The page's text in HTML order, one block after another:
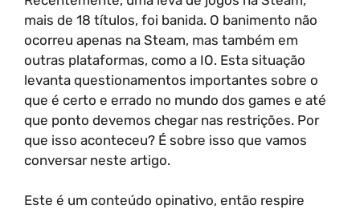
mais de 18 títulos, foi banida. O banimento não
ocorreu apenas na Steam, mas também em
outras plataformas, como a IO. Esta situação
levanta questionamentos importantes sobre o
que é certo e errado no mundo dos games e até
que ponto devemos chegar nas restrições. Por
que isso aconteceu? É sobre isso que vamos
conversar neste artigo.
Este é um conteúdo opinativo, então respire